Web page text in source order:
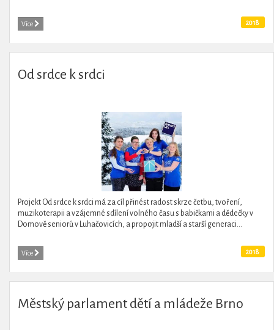
Více 2018
Od srdce k srdci
Projekt Od srdce k srdci má za cíl přinést radost skrze četbu, tvoření,
muzikoterapii a vzájemné sdílení volného času s babičkami a dědečky v
Domově seniorů v Luhačovicích, a propojit mladší a starší generaci...
Více 2018
Městský parlament dětí a mládeže Brno